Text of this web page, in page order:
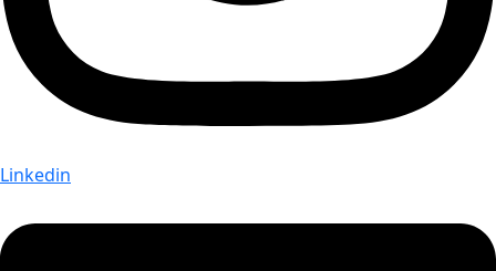
Linkedin